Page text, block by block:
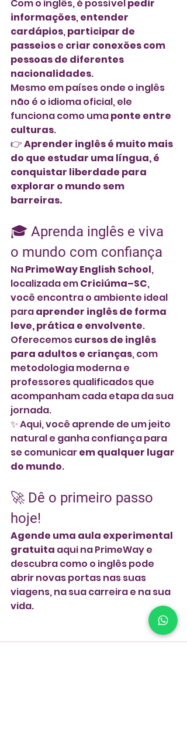
Com o inglês, é possível pedir
informações, entender
cardápios, participar de
passeios e criar conexões com
pessoas de diferentes
nacionalidades.
Mesmo em países onde o inglês
não é o idioma oficial, ele
funciona como uma ponte entre
culturas.
👉 Aprender inglês é muito mais
do que estudar uma língua, é
conquistar liberdade para
explorar o mundo sem
barreiras.
🎓 Aprenda inglês e viva
o mundo com confiança
Na PrimeWay English School,
localizada em Criciúma–SC,
você encontra o ambiente ideal
para aprender inglês de forma
leve, prática e envolvente.
Oferecemos cursos de inglês
para adultos e crianças, com
metodologia moderna e
professores qualificados que
acompanham cada etapa da sua
jornada.
✨ Aqui, você aprende de um jeito
natural e ganha confiança para
se comunicar em qualquer lugar
do mundo.
🚀 Dê o primeiro passo
hoje!
Agende uma aula experimental
gratuita aqui na PrimeWay e
descubra como o inglês pode
abrir novas portas nas suas
viagens, na sua carreira e na sua
vida.